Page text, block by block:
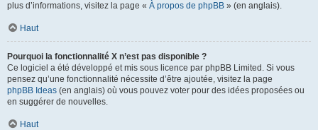
plus d’informations, visitez la page « À propos de phpBB » (en anglais).
Haut
Pourquoi la fonctionnalité X n’est pas disponible ?
Ce logiciel a été développé et mis sous licence par phpBB Limited. Si vous
pensez qu’une fonctionnalité nécessite d’être ajoutée, visitez la page
phpBB Ideas (en anglais) où vous pouvez voter pour des idées proposées ou
en suggérer de nouvelles.
Haut